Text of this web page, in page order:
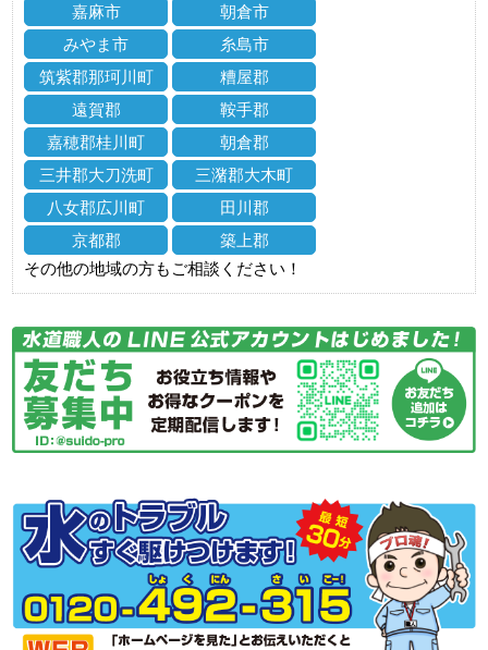
嘉麻市
朝倉市
みやま市
糸島市
筑紫郡那珂川町
糟屋郡
遠賀郡
鞍手郡
嘉穂郡桂川町
朝倉郡
三井郡大刀洗町
三潴郡大木町
八女郡広川町
田川郡
京都郡
築上郡
その他の地域の方もご相談ください！